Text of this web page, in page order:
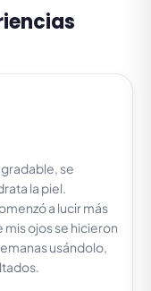
se
la piel.
a lucir más
ojos se hicieron
usándolo,